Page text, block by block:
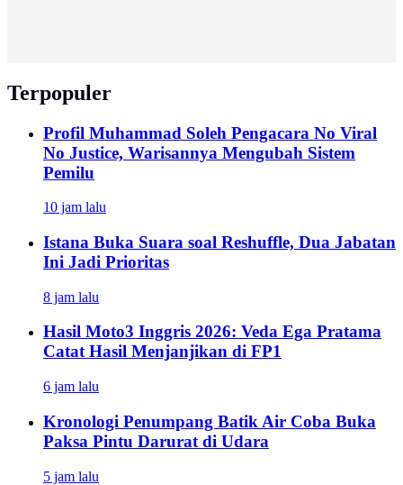
Terpopuler
Profil Muhammad Soleh Pengacara No Viral
No Justice, Warisannya Mengubah Sistem
Pemilu
10 jam lalu
Istana Buka Suara soal Reshuffle, Dua Jabatan
Ini Jadi Prioritas
8 jam lalu
Hasil Moto3 Inggris 2026: Veda Ega Pratama
Catat Hasil Menjanjikan di FP1
6 jam lalu
Kronologi Penumpang Batik Air Coba Buka
Paksa Pintu Darurat di Udara
5 jam lalu